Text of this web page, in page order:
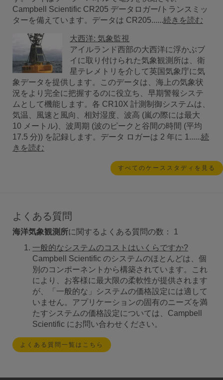
Campbell Scientific CR205 データロガー/トランスミッ
ターを備えています。データは CR205......続きを読む
大西洋: 気象監視
アイルランド西部の大西洋に浮かぶブ
イに取り付けられた気象観測所は、衛
星テレメトリを介して英国気象庁に気
象データを提供します。このデータは、海上の気象状
況をより完全に把握するのに役立ち、早期警報システ
ムとして機能します。各 CR10X 計測制御システムは、
気温、風速と風向、相対湿度、波高 (嵐の際には最大
10 メートル)、波周期 (波のピークと谷間の時間 (平均
17.5 分)) を記録します。データ ロガーは 2 年に 1......続
きを読む
すべてのケーススタディを見る
よくある質問
海洋気象観測所に関するよくある質問の数： 1
一般的なシステムのコストはいくらですか?
Campbell Scientific のシステムのほとんどは、個
別のコンポーネントから構築されています。これ
により、お客様に最大限の柔軟性が提供されます
が、「一般的な」システムの価格設定には適して
いません。アプリケーションの固有のニーズを満
たすシステムの価格設定については、Campbell
Scientific にお問い合わせください。
よくある質問一覧はこちら